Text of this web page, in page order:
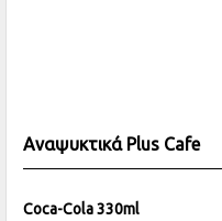
Αναψυκτικά Plus Cafe
Coca-Cola 330ml